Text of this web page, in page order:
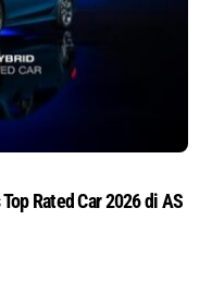
Rated Car 2026 di AS